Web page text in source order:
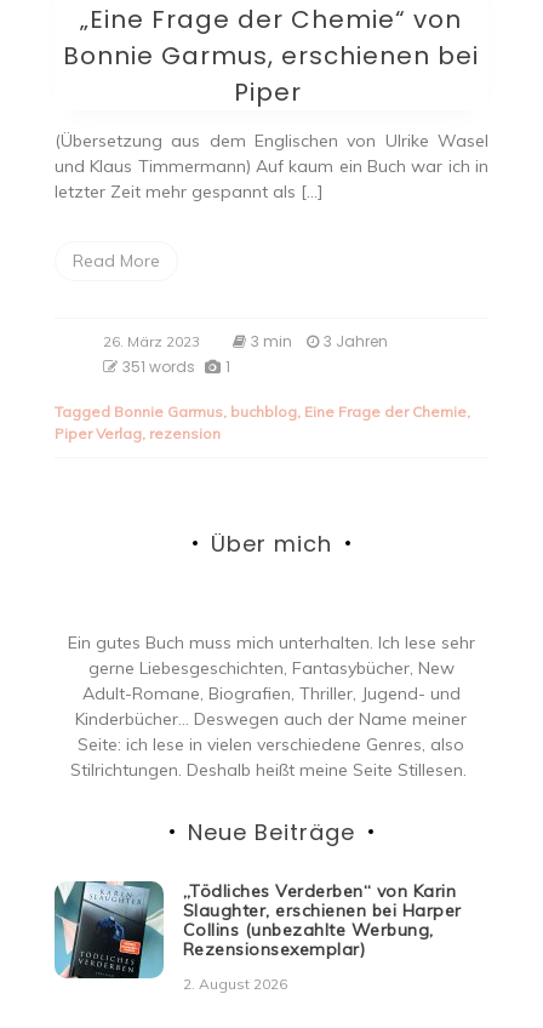
„Eine Frage der Chemie“ von
Bonnie Garmus, erschienen bei
Piper
(Übersetzung aus dem Englischen von Ulrike Wasel
und Klaus Timmermann) Auf kaum ein Buch war ich in
letzter Zeit mehr gespannt als […]
Read More
26. März 2023 3 min
3 Jahren
351 words
1
Tagged Bonnie Garmus, buchblog, Eine Frage der Chemie,
Piper Verlag, rezension
Über mich
Ein gutes Buch muss mich unterhalten. Ich lese sehr
gerne Liebesgeschichten, Fantasybücher, New
Adult-Romane, Biografien, Thriller, Jugend- und
Kinderbücher… Deswegen auch der Name meiner
Seite: ich lese in vielen verschiedene Genres, also
Stilrichtungen. Deshalb heißt meine Seite Stillesen.
Neue Beiträge
„Tödliches Verderben“ von Karin
Slaughter, erschienen bei Harper
Collins (unbezahlte Werbung,
Rezensionsexemplar)
2. August 2026